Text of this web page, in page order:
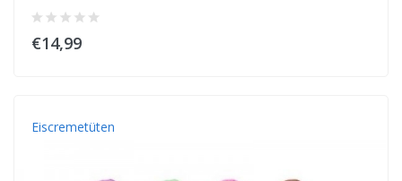
€14,99
Eiscremetüten